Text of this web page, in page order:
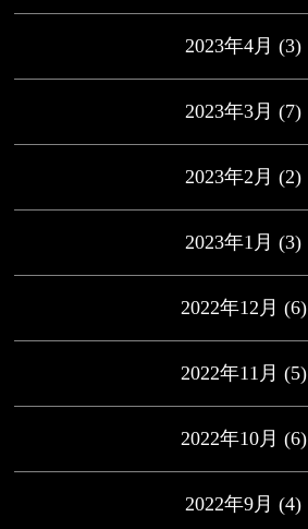
2023年4月 (3)
2023年3月 (7)
2023年2月 (2)
2023年1月 (3)
2022年12月 (6)
2022年11月 (5)
2022年10月 (6)
2022年9月 (4)